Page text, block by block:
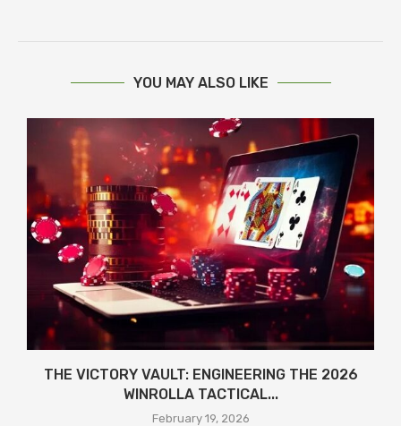
YOU MAY ALSO LIKE
THE VICTORY VAULT: ENGINEERING THE 2026
WINROLLA TACTICAL...
February 19, 2026